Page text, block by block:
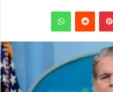
بينتيريست واتساب